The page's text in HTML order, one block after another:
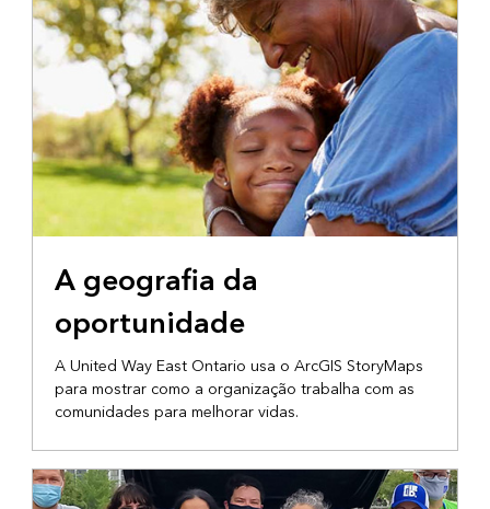
A geografia da
oportunidade
A United Way East Ontario usa o ArcGIS StoryMaps
para mostrar como a organização trabalha com as
comunidades para melhorar vidas.